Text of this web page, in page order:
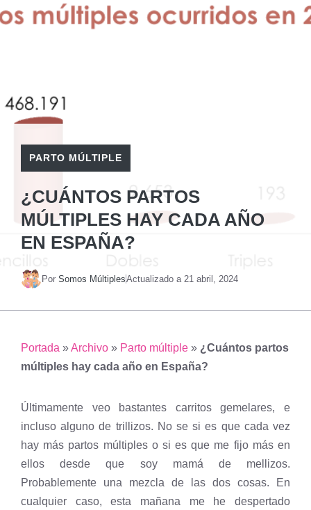
PARTO MÚLTIPLE
¿CUÁNTOS PARTOS
MÚLTIPLES HAY CADA AÑO
EN ESPAÑA?
Por Somos MúltiplesActualizado a 21 abril, 2024
Portada »Archivo » Parto múltiple » ¿Cuántos partos
múltiples hay cada año en España?
Últimamente veo bastantes carritos gemelares, e
incluso alguno de trillizos. No se si es que cada vez
hay más partos múltiples o si es que me fijo más en
ellos desde que soy mamá de mellizos.
Probablemente una mezcla de las dos cosas. En
cualquier caso, esta mañana me he despertado